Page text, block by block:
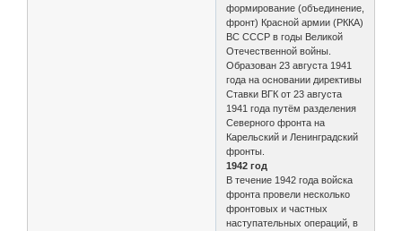
формирование (объединение,
фронт) Красной армии (РККА)
ВС СССР в годы Великой
Отечественной войны.
Образован 23 августа 1941
года на основании директивы
Ставки ВГК от 23 августа
1941 года путём разделения
Северного фронта на
Карельский и Ленинградский
фронты.
1942 год
В течение 1942 года войска
фронта провели несколько
фронтовых и частных
наступательных операций, в